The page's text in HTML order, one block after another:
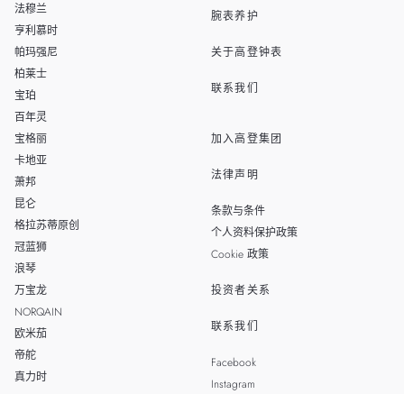
法穆兰
亨利慕时
帕玛强尼
柏莱士
宝珀
百年灵
宝格丽
卡地亚
萧邦
昆仑
格拉苏蒂原创
冠蓝狮
浪琴
万宝龙
NORQAIN
欧米茄
帝舵
真力时
腕表养护
关于高登钟表
联系我们
加入高登集团
法律声明
条款与条件
个人资料保护政策
Cookie 政策
投资者关系
联系我们
Facebook
Instagram